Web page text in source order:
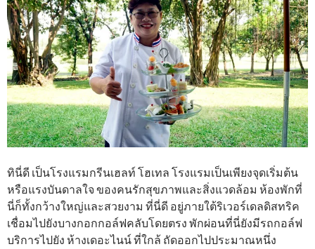
ทินี่ดี เป็นโรงแรมกรีนเฮลท์ โฮเทล โรงแรมเป็นเพียงจุดเริ่มต้น
หรือแรงบันดาลใจ ของคนรักสุขภาพและสิ่งแวดล้อม ห้องพักที่
นี่ก็ทั้งกว้างใหญ่และสวยงาม ที่นี่ดี อยู่ภายใต้ริเวอร์เดลดิสทริค
เชื่อมไปยังบางกอกกอล์ฟคลับโดยตรง พักผ่อนที่นี่ยังมีรถกอล์ฟ
บริการไปยัง ห้างเดอะไนน์ ที่ใกล้ ถัดออกไปประมาณหนึ่ง